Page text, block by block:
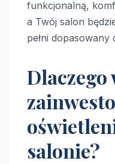
funkcjonalną,
a Twój salon
pełni
Dlaczego
salonie?